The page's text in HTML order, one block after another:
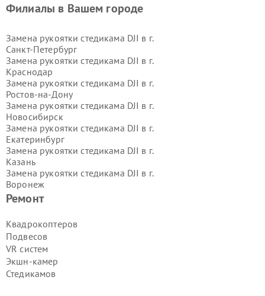
Ремонт
Квадрокоптеров
Подвесов
VR систем
Экшн-камер
Стедикамов
Филиалы в Вашем городе
Замена рукоятки стедикама DJI в г.
Санкт-Петербург
Замена рукоятки стедикама DJI в г.
Краснодар
Замена рукоятки стедикама DJI в г.
Ростов-на-Дону
Замена рукоятки стедикама DJI в г.
Новосибирск
Замена рукоятки стедикама DJI в г.
Екатеринбург
Замена рукоятки стедикама DJI в г.
Казань
Замена рукоятки стедикама DJI в г.
Воронеж
Замена рукоятки стедикама DJI в г.
Замена рукоятки стедикама DJI в г.
Самара
Замена рукоятки стедикама DJI в г.
Пермь
Замена рукоятки стедикама DJI в г.
Красноярск